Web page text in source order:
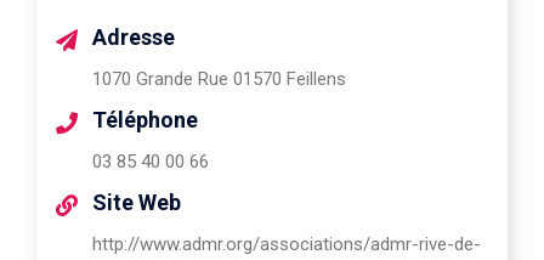
Adresse
1070 Grande Rue 01570 Feillens
Téléphone
03 85 40 00 66
Site Web
http://www.admr.org/associations/admr-rive-de-